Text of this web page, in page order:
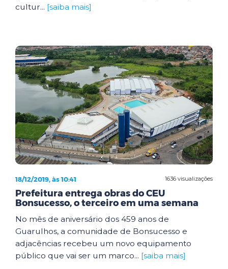
cultur... [saiba mais]
1636 visualizações
18/12/2019, às 10:41
Prefeitura entrega obras do CEU
Bonsucesso, o terceiro em uma semana
No mês de aniversário dos 459 anos de
Guarulhos, a comunidade de Bonsucesso e
adjacências recebeu um novo equipamento
público que vai ser um marco... [saiba mais]